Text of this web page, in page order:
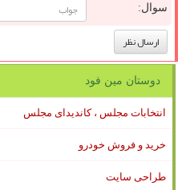
سوال:
دوستان مین فود
انتخابات مجلس ، کاندیدای مجلس
خرید و فروش خودرو
طراحی سایت